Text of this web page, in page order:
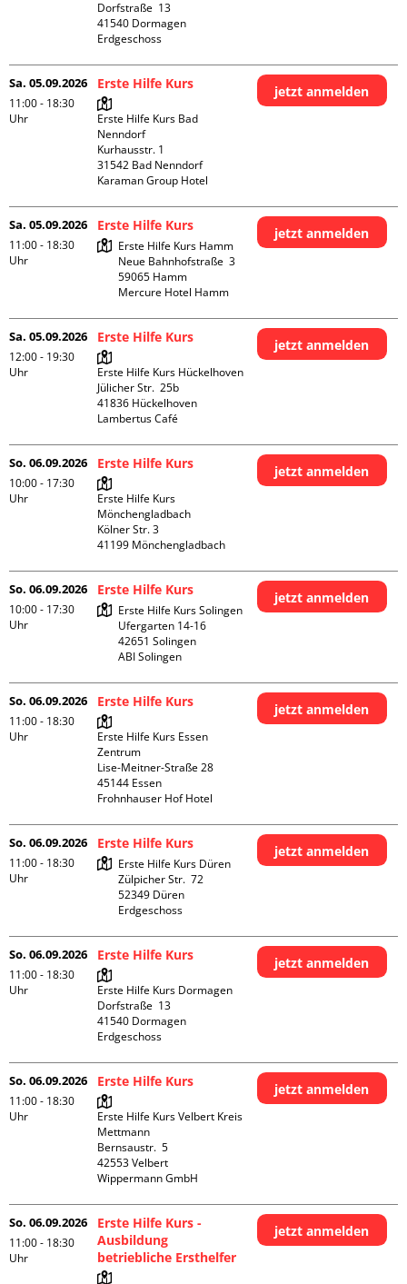
Dorfstraße  13
41540 Dormagen
Erdgeschoss
Sa. 05.09.2026
11:00 - 18:30
Uhr
Erste Hilfe Kurs
Erste Hilfe Kurs Bad
Nenndorf
Kurhausstr. 1
31542 Bad Nenndorf
Karaman Group Hotel
jetzt anmelden
Sa. 05.09.2026
11:00 - 18:30
Uhr
Erste Hilfe Kurs
Erste Hilfe Kurs Hamm
Neue Bahnhofstraße  3
59065 Hamm
Mercure Hotel Hamm
jetzt anmelden
Sa. 05.09.2026
12:00 - 19:30
Uhr
Erste Hilfe Kurs
Erste Hilfe Kurs Hückelhoven
Jülicher Str.  25b
41836 Hückelhoven
Lambertus Café
jetzt anmelden
So. 06.09.2026
10:00 - 17:30
Uhr
Erste Hilfe Kurs
Erste Hilfe Kurs
Mönchengladbach
Kölner Str. 3
jetzt anmelden
So. 06.09.2026
10:00 - 17:30
Uhr
Erste Hilfe Kurs
Erste Hilfe Kurs Solingen
Ufergarten 14-16
42651 Solingen
ABI Solingen
jetzt anmelden
So. 06.09.2026
11:00 - 18:30
Uhr
Erste Hilfe Kurs
Erste Hilfe Kurs Essen
Zentrum
Lise-Meitner-Straße 28
45144 Essen
Frohnhauser Hof Hotel
jetzt anmelden
So. 06.09.2026
11:00 - 18:30
Uhr
Erste Hilfe Kurs
Erste Hilfe Kurs Düren
Zülpicher Str.  72
52349 Düren
Erdgeschoss
jetzt anmelden
So. 06.09.2026
11:00 - 18:30
Uhr
Erste Hilfe Kurs
Erste Hilfe Kurs Dormagen
Dorfstraße  13
41540 Dormagen
Erdgeschoss
jetzt anmelden
So. 06.09.2026
11:00 - 18:30
Uhr
Erste Hilfe Kurs
Erste Hilfe Kurs Velbert Kreis
Mettmann
Bernsaustr.  5
42553 Velbert
Wippermann GmbH
jetzt anmelden
So. 06.09.2026
11:00 - 18:30
Uhr
Erste Hilfe Kurs -
Ausbildung
betriebliche Ersthelfer
jetzt anmelden